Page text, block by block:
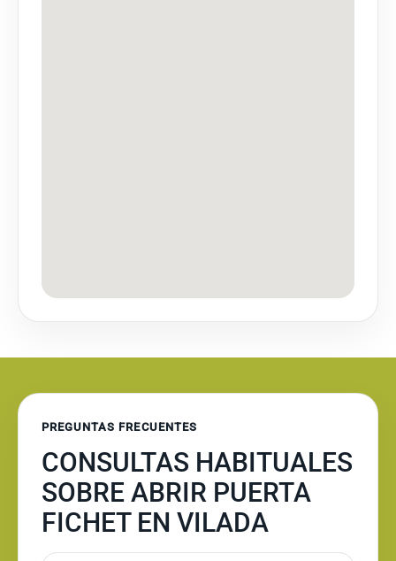
PREGUNTAS FRECUENTES
CONSULTAS HABITUALES
SOBRE ABRIR PUERTA
FICHET EN VILADA